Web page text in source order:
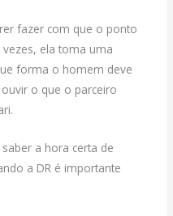
fazer com que o ponto
vezes, ela toma uma
forma o homem deve
o que o parceiro
a hora certa de
a DR é importante